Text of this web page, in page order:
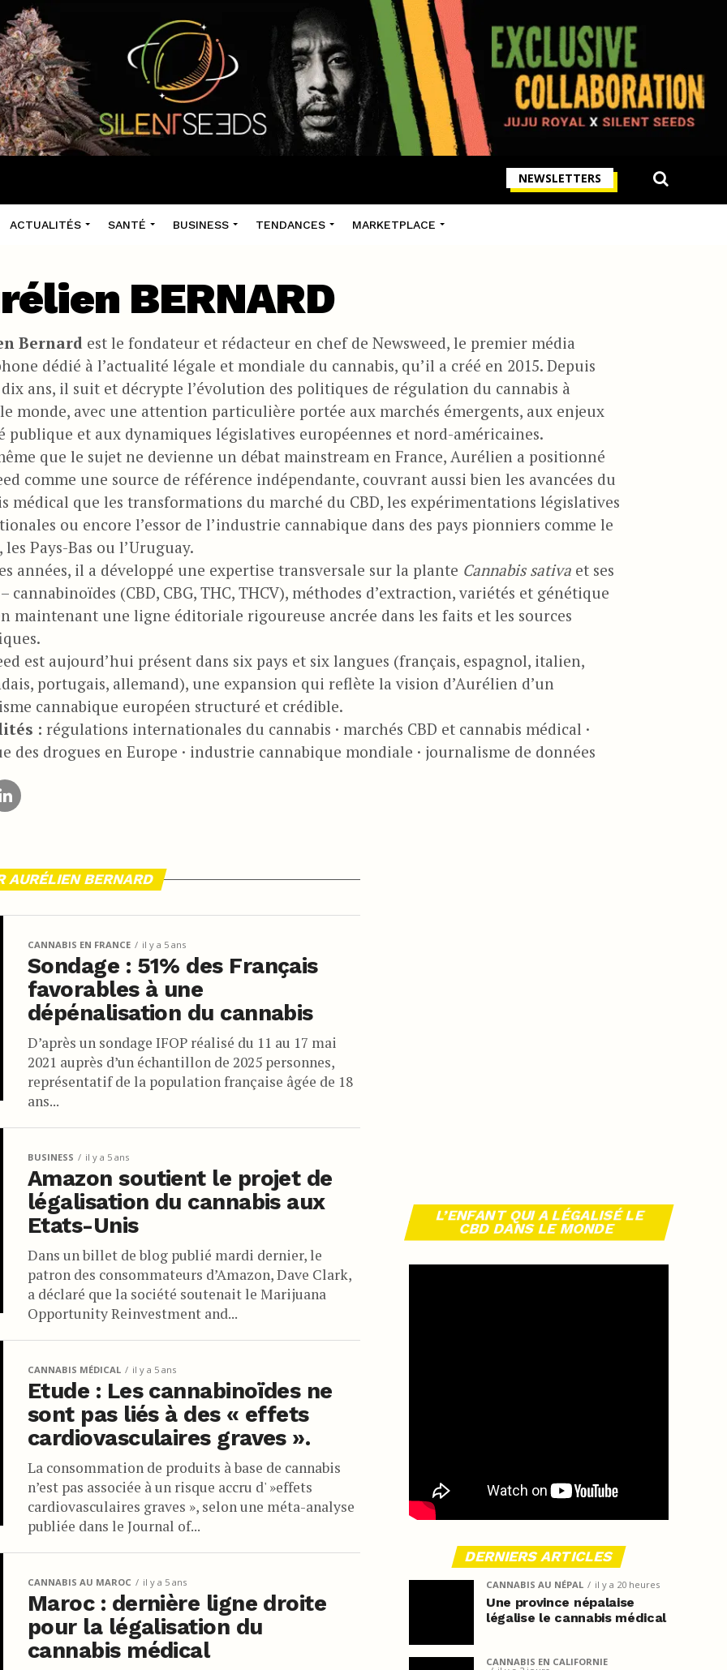
NEWSLETTERS
ACTUALITÉS SANTÉ BUSINESS TENDANCES MARKETPLACE
BERNARD
Bernard est le fondateur et rédacteur en chef de Newsweed, le premier média
dédié à l’actualité légale et mondiale du cannabis, qu’il a créé en 2015. Depuis
ans, il suit et décrypte l’évolution des politiques de régulation du cannabis à
monde, avec une attention particulière portée aux marchés émergents, aux enjeux
publique et aux dynamiques législatives européennes et nord-américaines.
que le sujet ne devienne un débat mainstream en France, Aurélien a positionné
comme une source de référence indépendante, couvrant aussi bien les avancées du
médical que les transformations du marché du CBD, les expérimentations législatives
ou encore l’essor de l’industrie cannabique dans des pays pionniers comme le
les Pays-Bas ou l’Uruguay.
années, il a développé une expertise transversale sur la plante Cannabis sativa et ses
cannabinoïdes (CBD, CBG, THC, THCV), méthodes d’extraction, variétés et génétique
maintenant une ligne éditoriale rigoureuse ancrée dans les faits et les sources
est aujourd’hui présent dans six pays et six langues (français, espagnol, italien,
portugais, allemand), une expansion qui reflète la vision d’Aurélien d’un
cannabique européen structuré et crédible.
: régulations internationales du cannabis · marchés CBD et cannabis médical ·
des drogues en Europe · industrie cannabique mondiale · journalisme de données
AURÉLIEN BERNARD
CANNABIS EN FRANCE il y a 5 ans
Sondage : 51% des Français
favorables à une
dépénalisation du cannabis
D’après un sondage IFOP réalisé du 11 au 17 mai
2021 auprès d’un échantillon de 2025 personnes,
représentatif de la population française âgée de 18
ans...
BUSINESS il y a 5 ans
Amazon soutient le projet de
légalisation du cannabis aux
Etats-Unis
Dans un billet de blog publié mardi dernier, le
patron des consommateurs d’Amazon, Dave Clark,
a déclaré que la société soutenait le Marijuana
Opportunity Reinvestment and...
CANNABIS MÉDICAL il y a 5 ans
Etude : Les cannabinoïdes ne
sont pas liés à des « effets
cardiovasculaires graves ».
La consommation de produits à base de cannabis
n’est pas associée à un risque accru d' »effets
cardiovasculaires graves », selon une méta-analyse
publiée dans le Journal of...
CANNABIS AU MAROC il y a 5 ans
Maroc : dernière ligne droite
pour la légalisation du
cannabis médical
L’ENFANT QUI A LÉGALISÉ LE
CBD DANS LE MONDE
DERNIERS ARTICLES
CANNABIS AU NÉPAL il y a 20 heures
Une province népalaise
légalise le cannabis médical
CANNABIS EN CALIFORNIE